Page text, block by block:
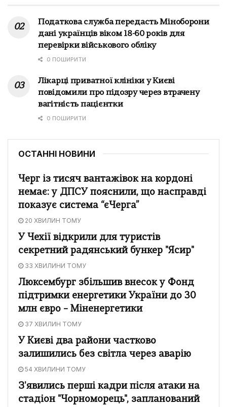
Податкова служба передасть Міноборони
дані українців віком 18-60 років для
перевірки військового обліку
0 ПОШИРИТИ
Лікарці приватної клініки у Києві
повідомили про підозру через втрачену
вагітність пацієнтки
0 ПОШИРИТИ
ОСТАННІ НОВИНИ
Черг із тисяч вантажівок на кордоні
немає: у ДПСУ пояснили, що насправді
показує система “єЧерга”
20 ХВИЛИН ТОМУ
У Чехії відкрили для туристів
секретний радянський бункер "Ясир"
33 ХВИЛИНИ ТОМУ
Люксембург збільшив внесок у Фонд
підтримки енергетики України до 30
млн євро – Міненергетики
37 ХВИЛИН ТОМУ
У Києві два райони частково
залишились без світла через аварію
54 ХВИЛИНИ ТОМУ
З'явились перші кадри після атаки на
стадіон "Чорноморець", запланований